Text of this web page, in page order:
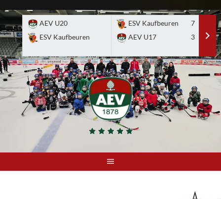
to
content
AEV U20
ESV Kaufbeuren
ESV Kaufbeuren
7
AEV U17
3